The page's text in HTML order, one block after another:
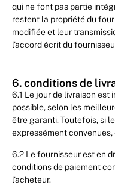
qui ne font pas partie
restent la propriété du
modifiée et leur
l'accord écrit du
6. conditions de
6.1 Le jour de livraison est
possible, selon les
être garanti. Toutefois, si
expressément
6.2 Le fournisseur est en
conditions de paiement
l'acheteur.